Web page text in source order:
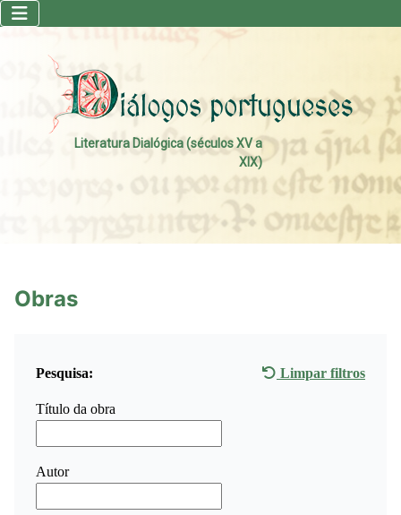
Literatura Dialógica (séculos XV a
XIX)
Obras
Pesquisa: Limpar filtros
Título da obra
Autor